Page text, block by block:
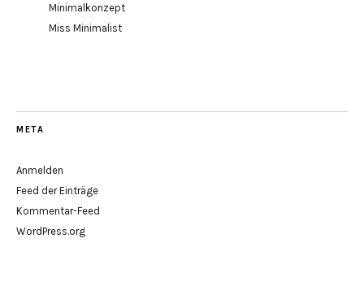
Minimalkonzept
Miss Minimalist
META
Anmelden
Feed der Einträge
Kommentar-Feed
WordPress.org